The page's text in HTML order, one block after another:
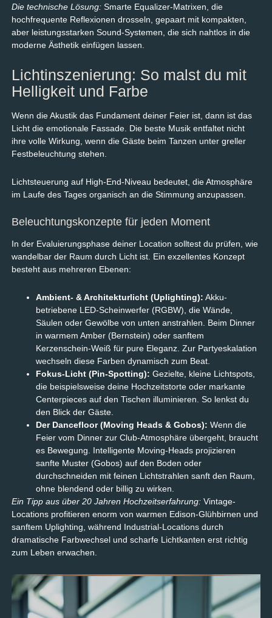
Die technische Lösung:Smarte Equalizer-Matrixen, die
hochfrequente Reflexionen drosseln, gepaart mit kompakten,
aber leistungsstarken Sound-Systemen, die sich nahtlos in die
moderne Ästhetik einfügen lassen.
Lichtinszenierung: So malst du mit
Helligkeit und Farbe
Wenn die Akustik das Fundament deiner Feier ist, dann ist das
Licht die emotionale Fassade. Die beste Musik entfaltet nicht
ihre volle Wirkung, wenn die Gäste beim Tanzen unter greller
Festbeleuchtung stehen.
Lichtsteuerung auf High-End-Niveau bedeutet, die Atmosphäre
im Laufe des Tages organisch an die Stimmung anzupassen.
Beleuchtungskonzepte für jeden Moment
In der Evaluierungsphase deiner Location solltest du prüfen, wie
wandelbar der Raum durch Licht ist. Ein exzellentes Konzept
besteht aus mehreren Ebenen:
Ambient- & Architekturlicht (Uplighting): Akku-
betriebene LED-Scheinwerfer (RGBW), die Wände,
Säulen oder Gewölbe von unten anstrahlen. Beim Dinner
in warmem Amber (Bernstein) oder sanftem
Kerzenschein-Weiß für pure Eleganz. Zur Partyeskalation
wechseln diese Farben dynamisch zum Beat.
Fokus-Licht (Pin-Spotting): Gezielte, kleine Lichtspots,
die beispielsweise deine Hochzeitstorte oder markante
Centerpieces auf den Tischen illuminieren. So lenkst du
den Blick der Gäste.
Der Dancefloor (Moving Heads & Gobos): Wenn die
Feier vom Dinner zur Club-Atmosphäre übergeht, braucht
es Bewegung. Intelligente Moving-Heads projizieren
sanfte Muster (Gobos) auf den Boden oder
durchschneiden mit feinen Lichtstrahlen sanft den Raum,
ohne blendend oder billig zu wirken.
Ein Tipp aus über 20 Jahren Hochzeitserfahrung:Vintage-
Locations profitieren enorm von warmen Edison-Glühbirnen und
sanftem Uplighting, während Industrial-Locations durch
dramatische Farbwechsel und scharfe Lichtkanten erst richtig
zum Leben erwachen.